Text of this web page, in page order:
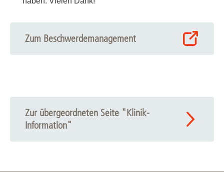
Zum Beschwerdemanagement
Zur übergeordneten Seite "Klinik-
Information"